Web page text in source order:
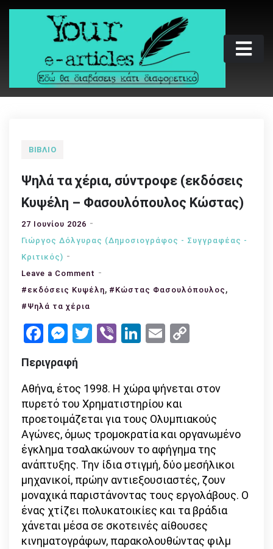
Skip
Your e-articles
Εδώ θα διαβάσεις κάτι διαφορετικό
ΒΙΒΛΊΟ
Ψηλά τα χέρια, σύντροφε (εκδόσεις
Κυψέλη – Φασουλόπουλος Κώστας)
27 Ιουνίου 2026
Γιώργος Δόλγυρας (Δημοσιογράφος - Συγγραφέας -
Kριτικός)
Leave a Comment on
Ψηλά
σύντροφε
Φασουλόπουλος
Κώστας)
#εκδόσεις Κυψέλη, #Κώστας Φασουλόπουλος ,
#Ψηλά τα χέρια
Facebook
Messenger
Twitter
ViberLinkedIn
Email
Περιγραφή
Αθήνα, έτος 1998. Η χώρα ψήνεται στον
πυρετό του Χρηματιστηρίου και
προετοιμάζεται για τους Ολυμπιακούς
Αγώνες, όμως τρομοκρατία και οργανωμένο
έγκλημα τσαλακώνουν το αφήγημα της
ανάπτυξης. Την ίδια στιγμή, δύο μεσήλικοι
μηχανικοί, πρώην αντιεξουσιαστές, ζουν
μοναχικά παριστάνοντας τους εργολάβους. Ο
ένας χτίζει πολυκατοικίες και τα βράδια
χάνεται μέσα σε σκοτεινές αίθουσες
κινηματογράφων, παρακολουθώντας φιλμ